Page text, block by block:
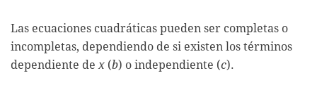
Las ecuaciones cuadráticas pueden ser completas o
incompletas, dependiendo de si existen los términos
dependiente dex (b) o independiente (c).